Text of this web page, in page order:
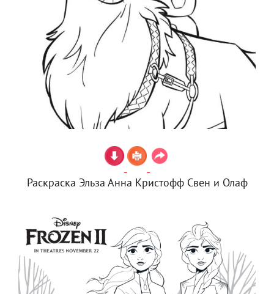
Раскраска Эльза Анна Кристофф Свен и Олаф